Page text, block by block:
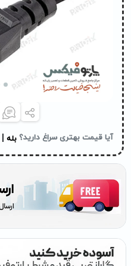
آیا قیمت بهتری سراغ دارید؟ بله